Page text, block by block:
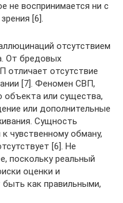
не воспринимается ни с
[6].
отсутствием
От бредовых
отличает отсутствие
[7]. Феномен СВП,
объекта или существа,
или дополнительные
Сущность
чувственному обману,
[6]. Не
поскольку реальный
оценки и
как правильными,